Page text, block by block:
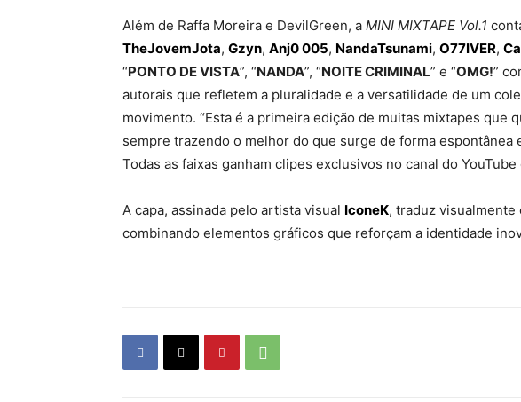
Além de Raffa Moreira e DevilGreen, a MINI MIXTAPE Vol.1
TheJovemJota, Gzyn, Anj0 005, NandaTsunami, O77IVER,
“PONTO DE VISTA”, “NANDA”, “NOITE CRIMINAL” e “OMG!”
autorais que refletem a pluralidade e a versatilidade de um
movimento. “Esta é a primeira edição de muitas mixtapes que
sempre trazendo o melhor do que surge de forma espontânea
Todas as faixas ganham clipes exclusivos no canal do YouTube
A capa, assinada pelo artista visual IconeK, traduz visualmente
combinando elementos gráficos que reforçam a identidade